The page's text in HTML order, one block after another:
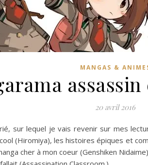
MANGAS &
20 avril 2016
sur lequel je vais revenir sur mes
(Hiromiya), les histoires épiques et
cher à mon coeur (Genshiken